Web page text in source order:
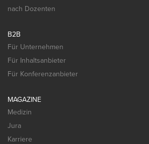
nach Dozenten
B2B
Für Unternehmen
Für Inhaltsanbieter
Für Konferenzanbieter
MAGAZINE
Medizin
Jura
Karriere